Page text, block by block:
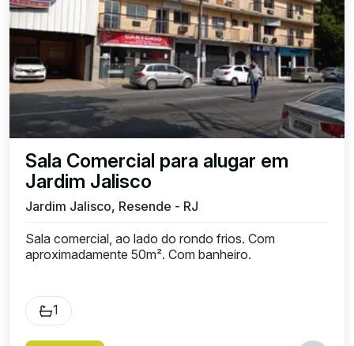
Sala Comercial para alugar em
Jardim Jalisco
Jardim Jalisco, Resende - RJ
Sala comercial, ao lado do rondo frios. Com
aproximadamente 50m². Com banheiro.
1